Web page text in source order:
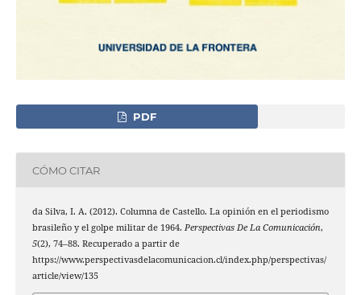
PDF
CÓMO CITAR
da Silva, I. A. (2012). Columna de Castello. La opinión en el periodismo
brasileño y el golpe militar de 1964. Perspectivas De La Comunicación,
5(2), 74–88. Recuperado a partir de
https://www.perspectivasdelacomunicacion.cl/index.php/perspectivas/
article/view/135